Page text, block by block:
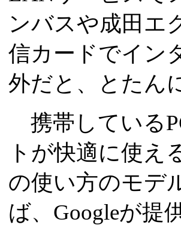
ンバスや成田エ
信カードでイン
外だと、とたん
携帯している
トが快適に使え
の使い方のモデ
ば、Googleが提